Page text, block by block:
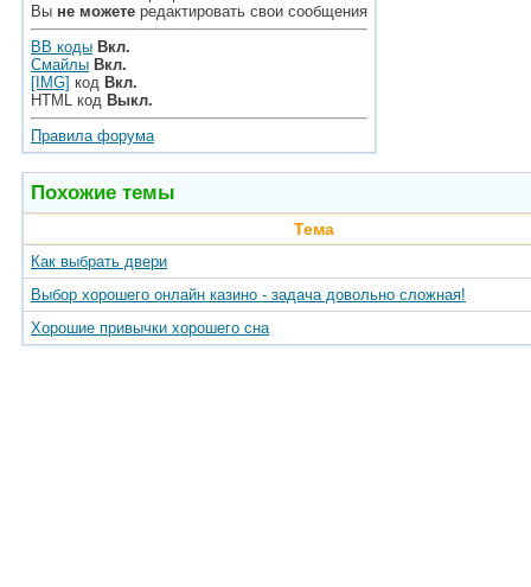
Вы не можете редактировать свои сообщения
BB коды Вкл.
Смайлы Вкл.
[IMG] код Вкл.
HTML код Выкл.
Правила форума
Похожие темы
Тема
Как выбрать двери
Выбор хорошего онлайн казино - задача довольно сложная!
Хорошие привычки хорошего сна